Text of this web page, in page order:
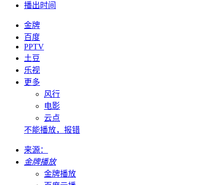
播出时间
金牌
百度
PPTV
土豆
乐视
更多
风行
电影
云点
不能播放，报错
来源：
金牌播放
金牌播放